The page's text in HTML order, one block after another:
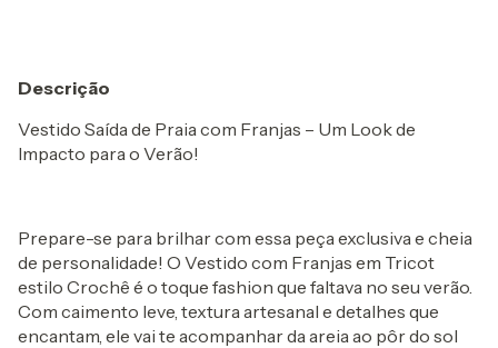
Descrição
Vestido Saída de Praia com Franjas – Um Look de
Impacto para o Verão!
Prepare-se para brilhar com essa peça exclusiva e cheia
de personalidade! O Vestido com Franjas em Tricot
estilo Crochê é o toque fashion que faltava no seu verão.
Com caimento leve, textura artesanal e detalhes que
encantam, ele vai te acompanhar da areia ao pôr do sol